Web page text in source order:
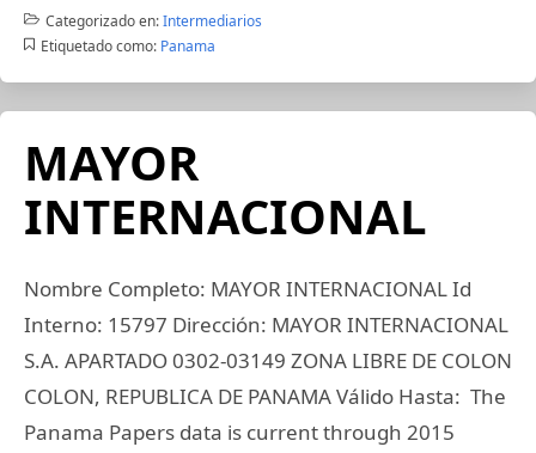
Categorizado en:Intermediarios
Etiquetado como: Panama
MAYOR
INTERNACIONAL
Nombre Completo: MAYOR INTERNACIONAL Id
Interno: 15797 Dirección: MAYOR INTERNACIONAL
S.A. APARTADO 0302-03149 ZONA LIBRE DE COLON
COLON, REPUBLICA DE PANAMA Válido Hasta: The
Panama Papers data is current through 2015